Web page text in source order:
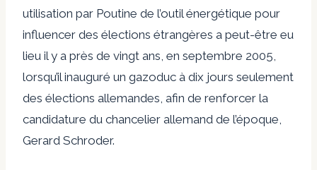
utilisation par Poutine de l’outil énergétique pour
influencer des élections étrangères a peut-être eu
lieu il y a près de vingt ans, en septembre 2005,
lorsqu’il inauguré un gazoduc à dix jours seulement
des élections allemandes, afin de renforcer la
candidature du chancelier allemand de l’époque,
Gerard Schroder.